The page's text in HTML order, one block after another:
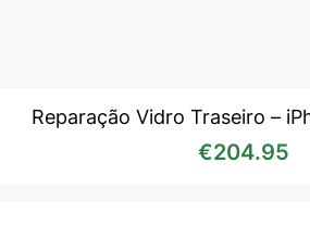
Reparação Vidro Traseiro –
€204.95